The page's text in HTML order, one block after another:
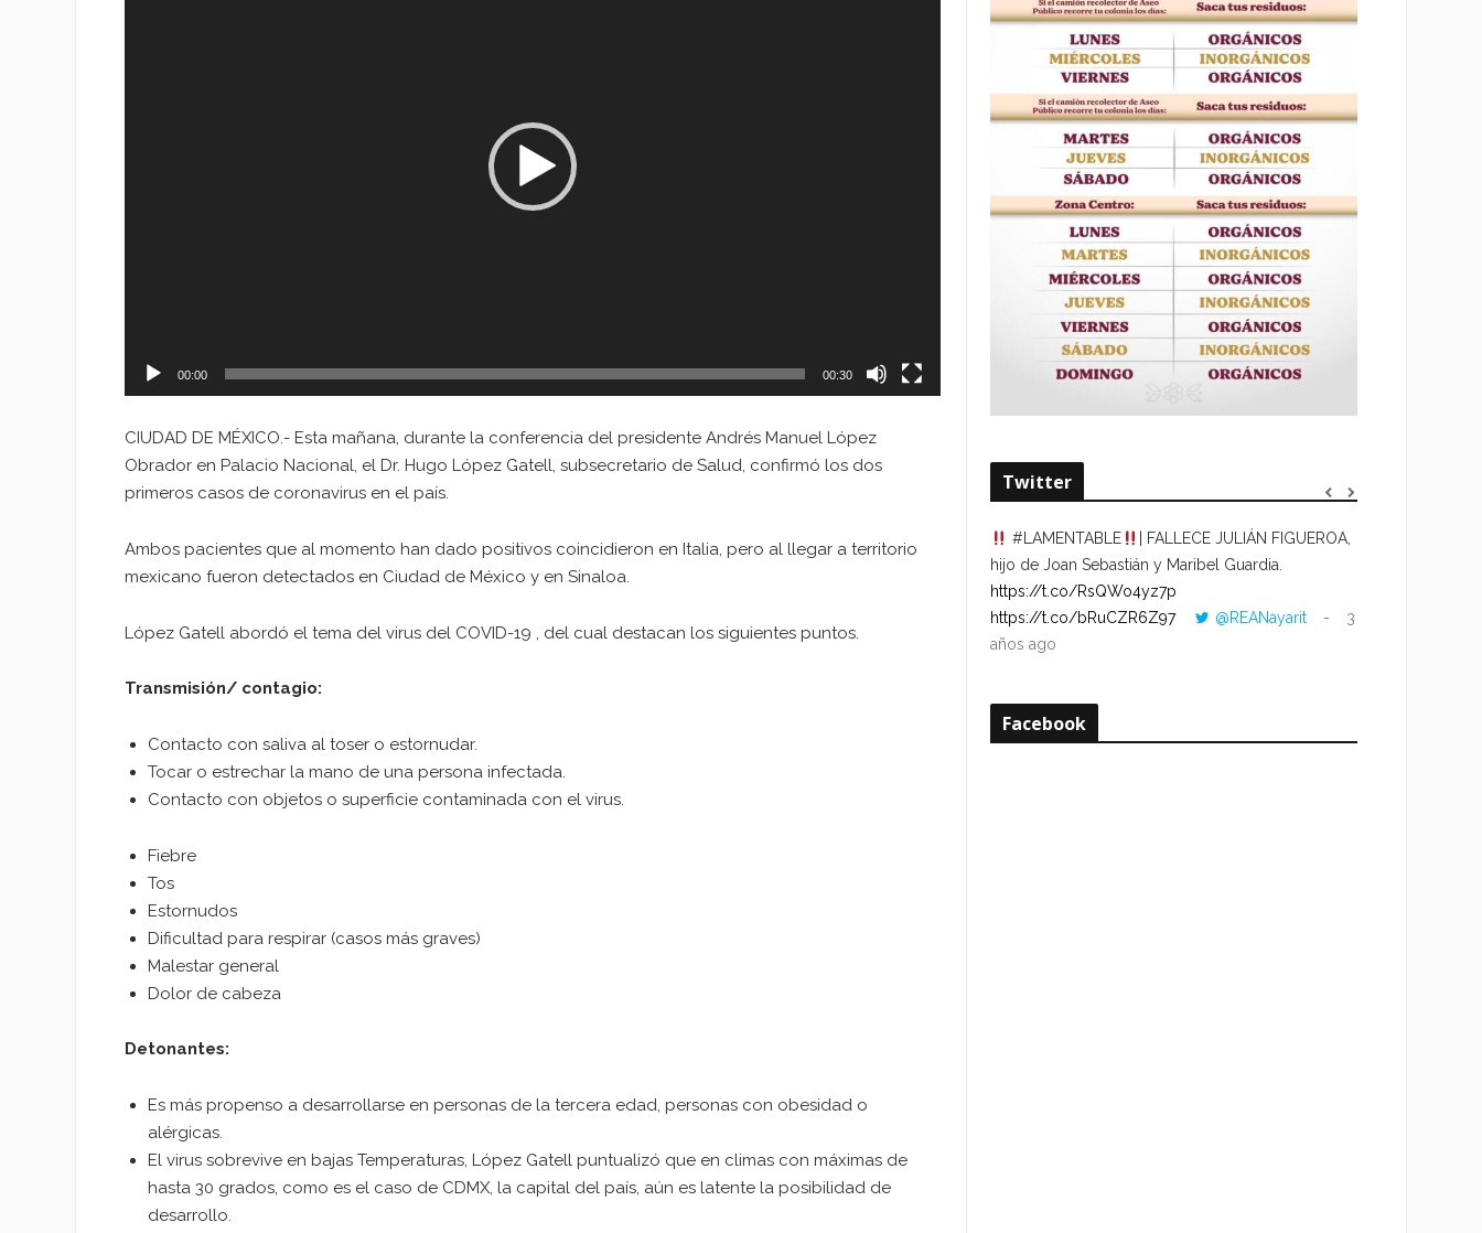
00:00 00:30
CIUDAD DE MÉXICO.- Esta mañana, durante la conferencia del presidente Andrés Manuel López
Obrador en Palacio Nacional, el Dr. Hugo López Gatell, subsecretario de Salud, confirmó los dos
primeros casos de coronavirus en el país.
Ambos pacientes que al momento han dado positivos coincidieron en Italia, pero al llegar a territorio
mexicano fueron detectados en Ciudad de México y en Sinaloa.
López Gatell abordó el tema del virus del COVID-19 , del cual destacan los siguientes puntos.
Transmisión/ contagio:
Contacto con saliva al toser o estornudar.
Tocar o estrechar la mano de una persona infectada.
Contacto con objetos o superficie contaminada con el virus.
Fiebre
Tos
Estornudos
Dificultad para respirar (casos más graves)
Malestar general
Dolor de cabeza
Detonantes:
Es más propenso a desarrollarse en personas de la tercera edad, personas con obesidad o
alérgicas.
El virus sobrevive en bajas Temperaturas, López Gatell puntualizó que en climas con máximas de
hasta 30 grados, como es el caso de CDMX, la capital del país, aún es latente la posibilidad de
desarrollo.
Twitter
#LAMENTABLE
| FALLECE JULIÁN FIGUEROA,
hijo de Joan Sebastián y Maribel Guardia.
https://t.co/RsQWo4yz7p
https://t.co/bRuCZR6Z97
@REANayarit
3
años ago
Facebook